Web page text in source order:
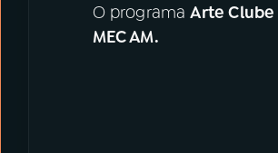
O programaArte Clube
MEC AM.